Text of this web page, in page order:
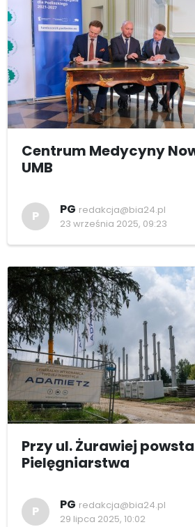
Centrum Medycyny
UMB
P PG redakcja@bia24.pl
23 września 2025, 09:23
Przy ul. Żurawiej
Pielęgniarstwa
P PG redakcja@bia24.pl
29 lipca 2025, 10:02